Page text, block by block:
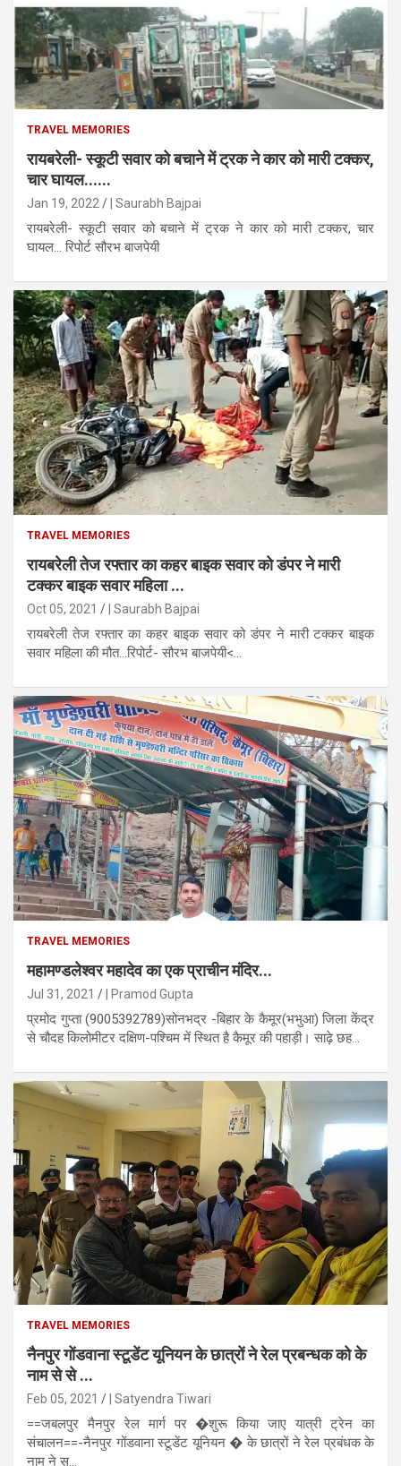
TRAVEL MEMORIES
रायबरेली- स्कूटी सवार को बचाने में ट्रक ने कार को मारी टक्कर,
चार घायल......
Jan 19, 2022 | Saurabh Bajpai
रायबरेली- स्कूटी सवार को बचाने में ट्रक ने कार को मारी टक्कर, चार
घायल... रिपोर्ट सौरभ बाजपेयी
TRAVEL MEMORIES
रायबरेली तेज रफ्तार का कहर बाइक सवार को डंपर ने मारी
टक्कर बाइक सवार महिला ...
Oct 05, 2021 | Saurabh Bajpai
रायबरेली तेज रफ्तार का कहर बाइक सवार को डंपर ने मारी टक्कर बाइक
सवार महिला की मौत...रिपोर्ट- सौरभ बाजपेयी<...
TRAVEL MEMORIES
महामण्डलेश्वर महादेव का एक प्राचीन मंदिर...
Jul 31, 2021 | Pramod Gupta
प्रमोद गुप्ता (9005392789)सोनभद्र -बिहार के कैमूर(भभुआ) जिला केंद्र
से चौदह किलोमीटर दक्षिण-पश्चिम में स्थित है कैमूर की पहाड़ी। साढ़े छह...
TRAVEL MEMORIES
नैनपुर गोंडवाना स्टूडेंट यूनियन के छात्रों ने रेल प्रबन्धक को के
नाम से से ...
Feb 05, 2021 | Satyendra Tiwari
==जबलपुर मैनपुर रेल मार्ग पर �शुरू किया जाए यात्री ट्रेन का
संचालन==-नैनपुर गोंडवाना स्टूडेंट यूनियन � के छात्रों ने रेल प्रबंधक के
नाम ने स...